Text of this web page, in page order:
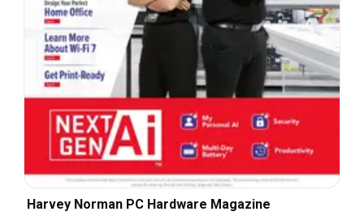
Harvey Norman PC Hardware Magazine